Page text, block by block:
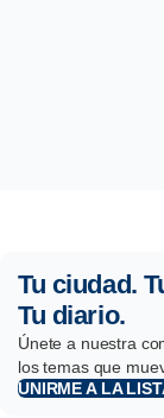
Tu ciudad.
Tu diario.
Únete a nuestra
los temas que
UNIRME A LA